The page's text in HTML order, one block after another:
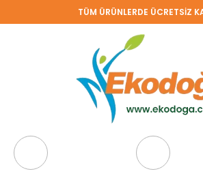
TÜM ÜRÜNLERDE ÜCRETSİZ